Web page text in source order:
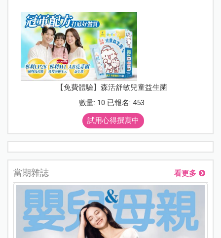
【免費體驗】森活舒敏兒童益生菌
數量: 10 已報名: 453
試用心得撰寫中
當期雜誌 看更多